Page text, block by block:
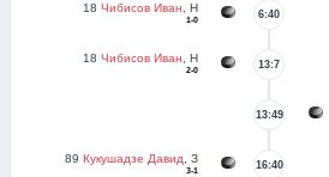
18 Чибисов Иван , Н
1-0 6:40
18 Чибисов Иван , Н
2-0 13:7
13:49
89 Кукушадзе Давид , З
3-1 16:40